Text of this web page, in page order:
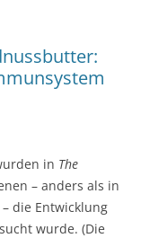
in The
– anders als in
die Entwicklung
wurde. (Die